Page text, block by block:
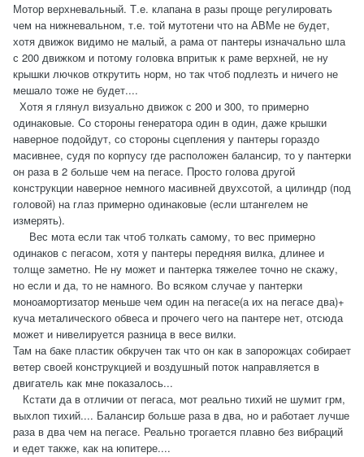
Мотор верхневальный. Т.е. клапана в разы проще регулировать
чем на нижневальном, т.е. той мутотени что на АВМе не будет,
хотя движок видимо не малый, а рама от пантеры изначально шла
с 200 движком и потому головка впритык к раме верхней, не ну
крышки лючков открутить норм, но так чтоб подлезть и ничего не
мешало тоже не будет....
Хотя я глянул визуально движок с 200 и 300, то примерно
одинаковые. Со стороны генератора один в один, даже крышки
наверное подойдут, со стороны сцепления у пантеры гораздо
масивнее, судя по корпусу где расположен балансир, то у пантерки
он раза в 2 больше чем на пегасе. Просто голова другой
конструкции наверное немного масивней двухсотой, а цилиндр (под
головой) на глаз примерно одинаковые (если штангелем не
измерять).
Вес мота если так чтоб толкать самому, то вес примерно
одинаков с пегасом, хотя у пантеры передняя вилка, длинее и
толще заметно. Не ну может и пантерка тяжелее точно не скажу,
но если и да, то не намного. Во всяком случае у пантерки
моноамортизатор меньше чем один на пегасе(а их на пегасе два)+
куча металического обвеса и прочего чего на пантере нет, отсюда
может и нивелируется разница в весе вилки.
Там на баке пластик обкручен так что он как в запорожцах собирает
ветер своей конструкцией и воздушный поток направляется в
двигатель как мне показалось...
Кстати да в отличии от пегаса, мот реально тихий не шумит грм,
выхлоп тихий.... Балансир больше раза в два, но и работает лучше
раза в два чем на пегасе. Реально трогается плавно без вибраций
и едет также, как на юпитере....